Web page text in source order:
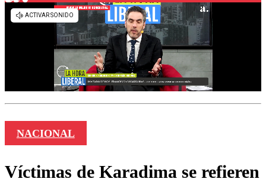
NACIONAL
Víctimas de Karadima se refieren